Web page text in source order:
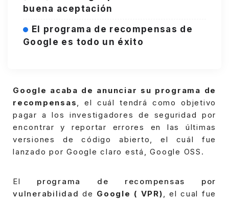
buena aceptación
El programa de recompensas de
Google es todo un éxito
Google acaba de anunciar su programa de
recompensas, el cuál tendrá como objetivo
pagar a los investigadores de seguridad por
encontrar y reportar errores en las últimas
versiones de código abierto, el cuál fue
lanzado por Google claro está, Google OSS.
El programa de recompensas por
vulnerabilidad de Google ( VPR), el cual fue